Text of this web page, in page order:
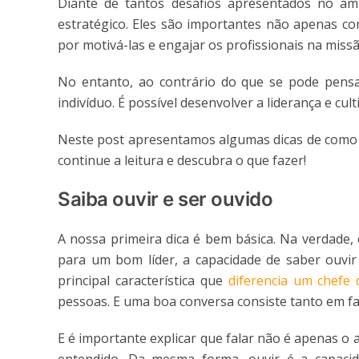
estratégico. Eles são importantes não apenas
por motivá-las e engajar os profissionais na
No entanto, ao contrário do que se pode
indivíduo. É possível desenvolver a liderança e
Neste post apresentamos algumas dicas de
continue a leitura e descubra o que fazer!
Saiba ouvir e ser ouvido
A nossa primeira dica é bem básica. Na
para um bom líder, a capacidade de saber
principal característica que diferencia um chefe
pessoas. E uma boa conversa consiste tanto em
E é importante explicar que falar não é apenas